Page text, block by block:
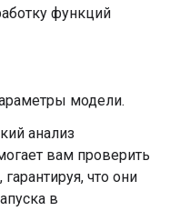
функций
модели.
анализ
вам проверить
что они
в